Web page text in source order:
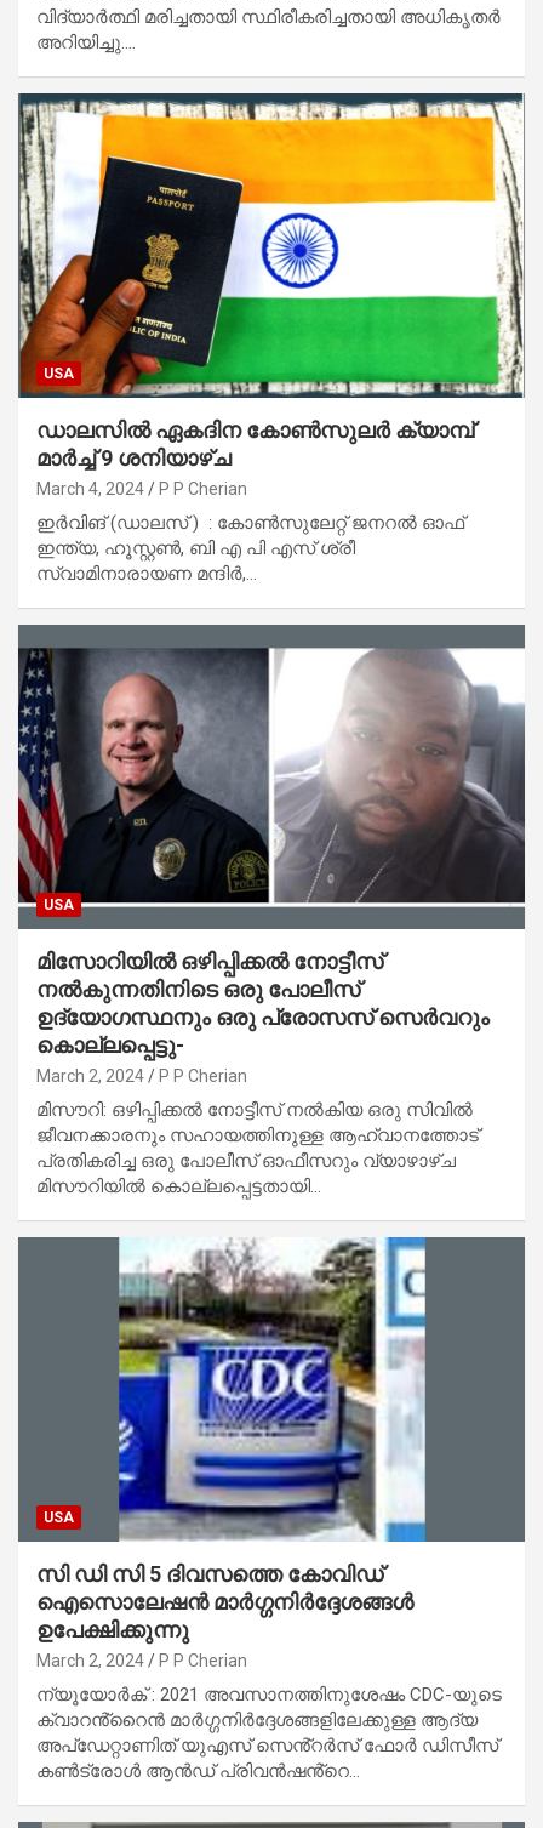
വിദ്യാർത്ഥി മരിച്ചതായി സ്ഥിരീകരിച്ചതായി അധികൃതർ
അറിയിച്ചു.…
USA
ഡാലസിൽ ഏകദിന കോൺസുലർ ക്യാമ്പ്
മാർച്ച് 9 ശനിയാഴ്ച
March 4, 2024 P P Cherian
ഇർവിങ് (ഡാലസ് ) : കോൺസുലേറ്റ് ജനറൽ ഓഫ്
ഇന്ത്യ, ഹൂസ്റ്റൺ, ബി എ പി എസ് ശ്രീ
സ്വാമിനാരായണ മന്ദിർ,…
USA
മിസോറിയിൽ ഒഴിപ്പിക്കൽ നോട്ടീസ്
നൽകുന്നതിനിടെ ഒരു പോലീസ്
ഉദ്യോഗസ്ഥനും ഒരു പ്രോസസ് സെർവറും
കൊല്ലപ്പെട്ടു-
March 2, 2024 P P Cherian
മിസൗറി: ഒഴിപ്പിക്കൽ നോട്ടീസ് നൽകിയ ഒരു സിവിൽ
ജീവനക്കാരനും സഹായത്തിനുള്ള ആഹ്വാനത്തോട്
പ്രതികരിച്ച ഒരു പോലീസ് ഓഫീസറും വ്യാഴാഴ്ച
മിസൗറിയിൽ കൊല്ലപ്പെട്ടതായി…
USA
സി ഡി സി 5 ദിവസത്തെ കോവിഡ്
ഐസൊലേഷൻ മാർഗ്ഗനിർദ്ദേശങ്ങൾ
ഉപേക്ഷിക്കുന്നു
March 2, 2024 P P Cherian
ന്യൂയോർക് : 2021 അവസാനത്തിനുശേഷം CDC-യുടെ
ക്വാറൻ്റൈൻ മാർഗ്ഗനിർദ്ദേശങ്ങളിലേക്കുള്ള ആദ്യ
അപ്‌ഡേറ്റാണിത് യുഎസ് സെൻ്റർസ് ഫോർ ഡിസീസ്
കൺട്രോൾ ആൻഡ് പ്രിവൻഷൻ്റെ…